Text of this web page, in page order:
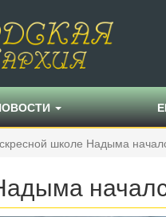
школе Надыма